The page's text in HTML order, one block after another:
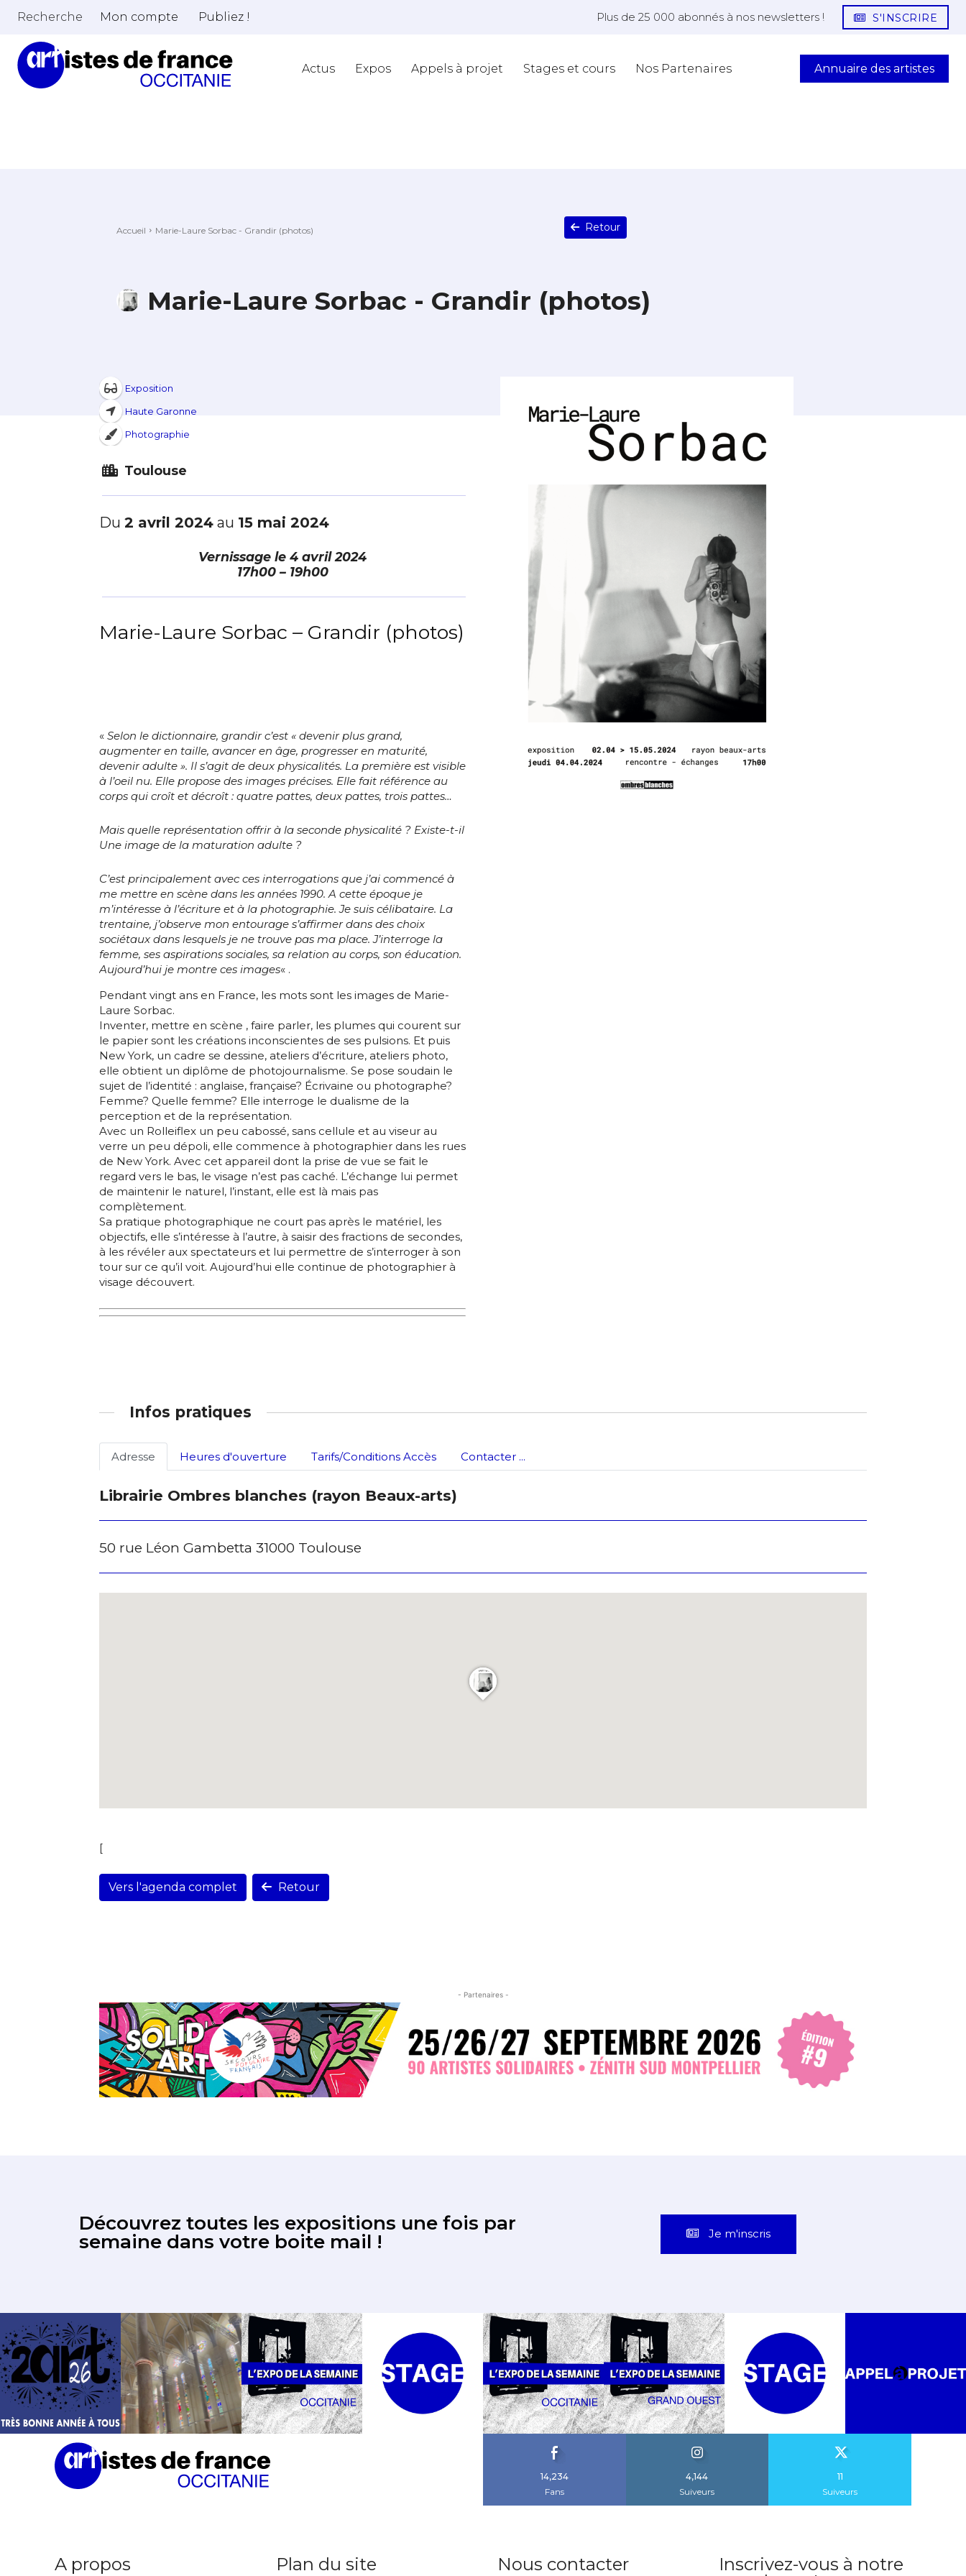
Adresse email*
Nom
Prénom
Statut / Organisation
J'accepte lestermes et conditions
* Champ obligatoire
Adresse email*
Prénom
Statut / Organisation
J'accepte les
* Champ obligatoire
Recherche Mon compte Publiez ! Plus de 25 000 abonnés à nos newsletters ! S'INSCRIRE
Actus Expos Appels à projet Stages et cours Nos Partenaires Annuaire des artistes
Accueil Marie-Laure Sorbac - Grandir (photos) Retour
Marie-Laure Sorbac - Grandir (photos)
Exposition
Haute Garonne
Photographie
Toulouse
Du 2 avril 2024 au 15 mai 2024
Vernissage le 4 avril 2024
17h00 – 19h00
Marie-Laure Sorbac – Grandir (photos)
« Selon le dictionnaire, grandir c’est « devenir plus grand,
augmenter en taille, avancer en âge, progresser en maturité,
devenir adulte ». Il s’agit de deux physicalités. La première est visible
à l’oeil nu. Elle propose des images précises. Elle fait référence au
corps qui croît et décroît : quatre pattes, deux pattes, trois pattes…
Mais quelle représentation offrir à la seconde physicalité ? Existe-t-il
Une image de la maturation adulte ?
C’est principalement avec ces interrogations que j’ai commencé à
me mettre en scène dans les années 1990. A cette époque je
m’intéresse à l’écriture et à la photographie. Je suis célibataire. La
trentaine, j’observe mon entourage s’affirmer dans des choix
sociétaux dans lesquels je ne trouve pas ma place. J’interroge la
femme, ses aspirations sociales, sa relation au corps, son éducation.
Aujourd’hui je montre ces images« .
Pendant vingt ans en France, les mots sont les images de Marie-
Laure Sorbac.
Inventer, mettre en scène , faire parler, les plumes qui courent sur
le papier sont les créations inconscientes de ses pulsions. Et puis
New York, un cadre se dessine, ateliers d’écriture, ateliers photo,
elle obtient un diplôme de photojournalisme. Se pose soudain le
sujet de l’identité : anglaise, française? Écrivaine ou photographe?
Femme? Quelle femme? Elle interroge le dualisme de la
perception et de la représentation.
Avec un Rolleiflex un peu cabossé, sans cellule et au viseur au
verre un peu dépoli, elle commence à photographier dans les rues
de New York. Avec cet appareil dont la prise de vue se fait le
regard vers le bas, le visage n’est pas caché. L’échange lui permet
de maintenir le naturel, l’instant, elle est là mais pas
complètement.
Sa pratique photographique ne court pas après le matériel, les
objectifs, elle s’intéresse à l’autre, à saisir des fractions de secondes,
à les révéler aux spectateurs et lui permettre de s’interroger à son
tour sur ce qu’il voit. Aujourd’hui elle continue de photographier à
visage découvert.
Infos pratiques
Adresse Heures d'ouverture Tarifs/Conditions Accès Contacter ...
Librairie Ombres blanches (rayon Beaux-arts)
50 rue Léon Gambetta 31000 Toulouse
[
Vers l'agenda complet Retour
- Partenaires -
Découvrez toutes les expositions une fois par
semaine dans votre boite mail !
Je m'inscris
14,234
Fans
4,144
Suiveurs
11
Suiveurs
A propos Plan du site Nous contacter
Inscrivez-vous à notre